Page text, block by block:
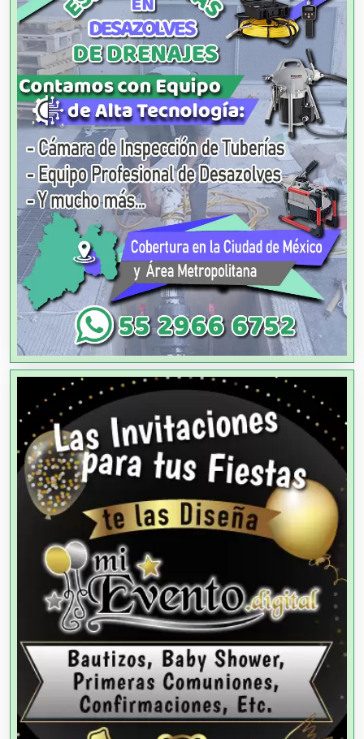
Agencias de Viajes
Agricultores
Agricultura y Ganadería
Agua Purificada
Aire Acondicionado
Alarmas
Albercas
Alimentos
Almacenaje
Alquiler de Autos
Alquiler de Equipos para Fiestas
Alquiler de Sillas y Mesas